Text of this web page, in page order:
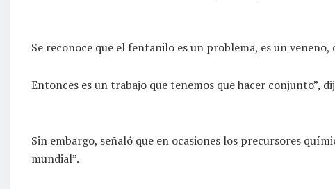
Se reconoce que el fentanilo es un problema, es un
Entonces es un trabajo que tenemos que hacer conjunto”,
Sin embargo, señaló que en ocasiones los precursores
mundial”.